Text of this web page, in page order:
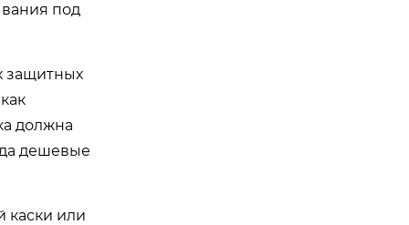
под
защитных
должна
дешевые
каски или